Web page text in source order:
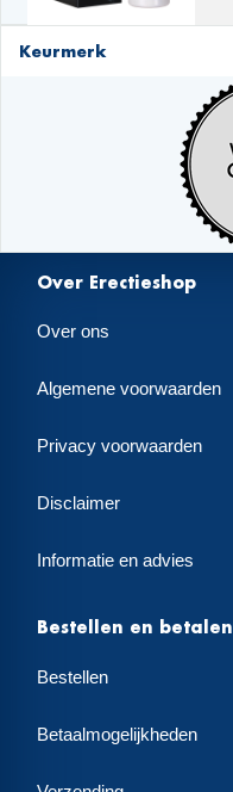
Keurmerk
Over Erectieshop
Over ons
Algemene voorwaarden
Privacy voorwaarden
Disclaimer
Informatie en advies
Bestellen en betalen
Bestellen
Betaalmogelijkheden